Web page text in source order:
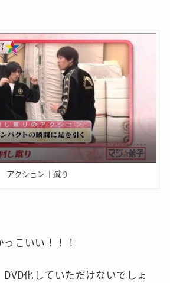
アクション｜蹴り
こいい！！！
化していただけないでしょ